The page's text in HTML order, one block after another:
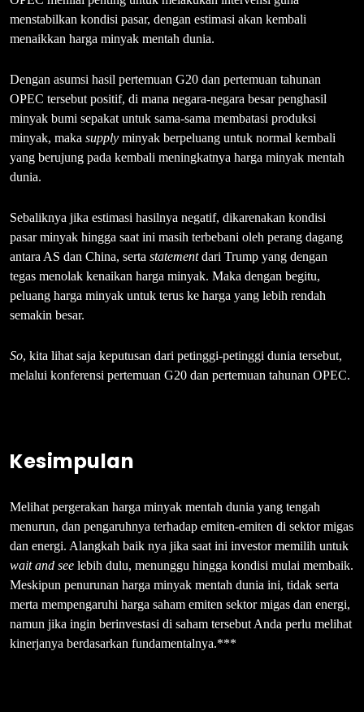
menstabilkan kondisi pasar, dengan estimasi akan kembali
menaikkan harga minyak mentah dunia.
Dengan asumsi hasil pertemuan G20 dan pertemuan tahunan
OPEC tersebut positif, di mana negara-negara besar penghasil
minyak bumi sepakat untuk sama-sama membatasi produksi
minyak, maka supply minyak berpeluang untuk normal kembali
yang berujung pada kembali meningkatnya harga minyak mentah
dunia.
Sebaliknya jika estimasi hasilnya negatif, dikarenakan kondisi
pasar minyak hingga saat ini masih terbebani oleh perang dagang
antara AS dan China, serta statementdari Trump yang dengan
tegas menolak kenaikan harga minyak. Maka dengan begitu,
peluang harga minyak untuk terus ke harga yang lebih rendah
semakin besar.
So, kita lihat saja keputusan dari petinggi-petinggi dunia tersebut,
melalui konferensi pertemuan G20 dan pertemuan tahunan OPEC.
Kesimpulan
Melihat pergerakan harga minyak mentah dunia yang tengah
menurun, dan pengaruhnya terhadap emiten-emiten di sektor migas
dan energi. Alangkah baik nya jika saat ini investor memilih untuk
wait and see lebih dulu, menunggu hingga kondisi mulai membaik.
Meskipun penurunan harga minyak mentah dunia ini, tidak serta
merta mempengaruhi harga saham emiten sektor migas dan energi,
namun jika ingin berinvestasi di saham tersebut Anda perlu melihat
kinerjanya berdasarkan fundamentalnya.***